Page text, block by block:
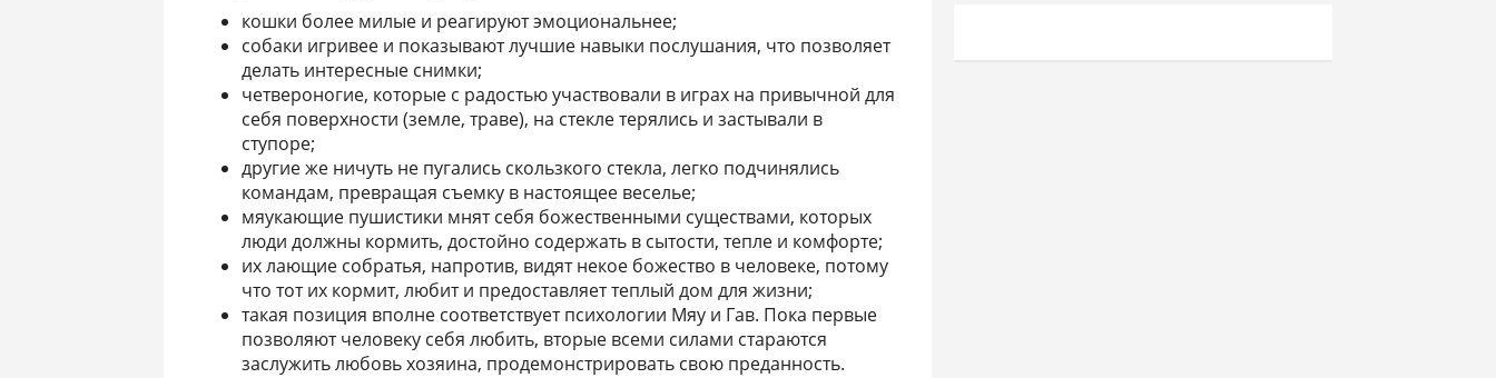
кошки более милые и реагируют эмоциональнее;
собаки игривее и показывают лучшие навыки послушания, что позволяет
делать интересные снимки;
четвероногие, которые с радостью участвовали в играх на привычной для
себя поверхности (земле, траве), на стекле терялись и застывали в
ступоре;
другие же ничуть не пугались скользкого стекла, легко подчинялись
командам, превращая съемку в настоящее веселье;
мяукающие пушистики мнят себя божественными существами, которых
люди должны кормить, достойно содержать в сытости, тепле и комфорте;
их лающие собратья, напротив, видят некое божество в человеке, потому
что тот их кормит, любит и предоставляет теплый дом для жизни;
такая позиция вполне соответствует психологии Мяу и Гав. Пока первые
позволяют человеку себя любить, вторые всеми силами стараются
заслужить любовь хозяина, продемонстрировать свою преданность.